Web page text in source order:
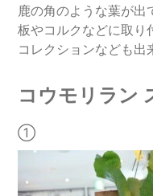
鹿の角のような葉が出
板やコルクなどに取り
コレクションなども出
コウモリラン
①